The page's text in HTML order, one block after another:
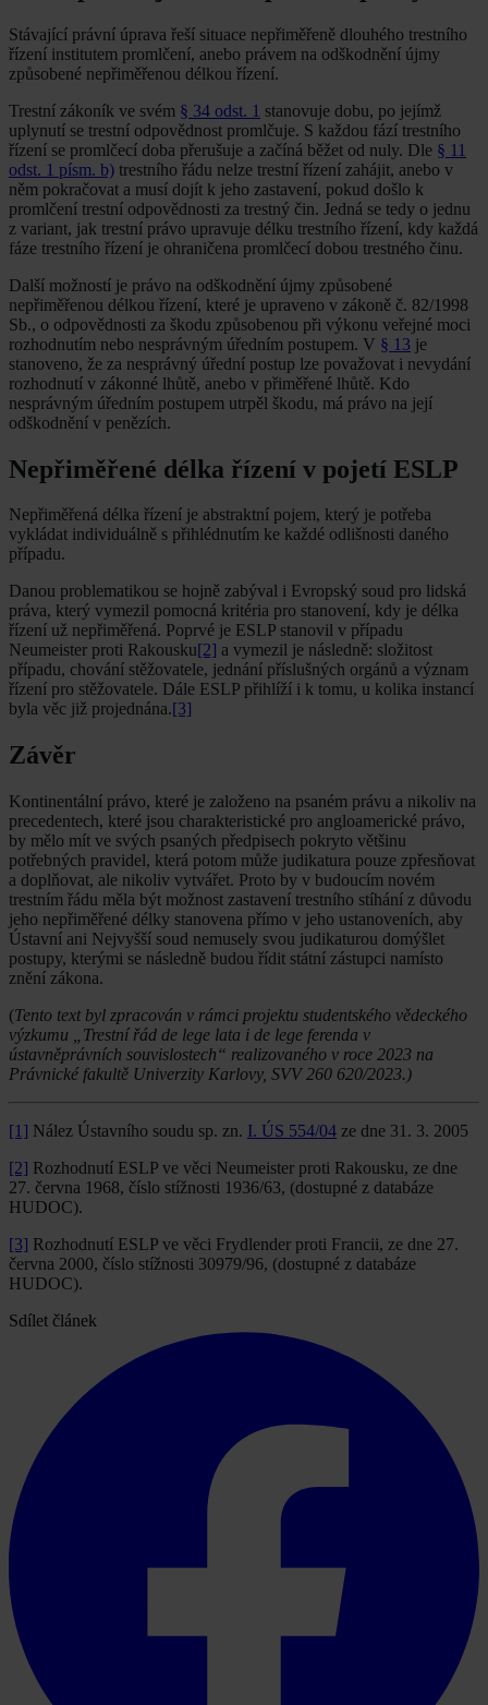
Stávající právní úprava řeší situace nepřiměřeně dlouhého trestního
řízení institutem promlčení, anebo právem na odškodnění újmy
způsobené nepřiměřenou délkou řízení.
Trestní zákoník ve svém § 34 odst. 1 stanovuje dobu, po jejímž
uplynutí se trestní odpovědnost promlčuje. S každou fází trestního
řízení se promlčecí doba přerušuje a začíná běžet od nuly. Dle § 11
odst. 1 písm. b) trestního řádu nelze trestní řízení zahájit, anebo v
něm pokračovat a musí dojít k jeho zastavení, pokud došlo k
promlčení trestní odpovědnosti za trestný čin. Jedná se tedy o jednu
z variant, jak trestní právo upravuje délku trestního řízení, kdy každá
fáze trestního řízení je ohraničena promlčecí dobou trestného činu.
Další možností je právo na odškodnění újmy způsobené
nepřiměřenou délkou řízení, které je upraveno v zákoně č. 82/1998
Sb., o odpovědnosti za škodu způsobenou při výkonu veřejné moci
rozhodnutím nebo nesprávným úředním postupem. V § 13 je
stanoveno, že za nesprávný úřední postup lze považovat i nevydání
rozhodnutí v zákonné lhůtě, anebo v přiměřené lhůtě. Kdo
nesprávným úředním postupem utrpěl škodu, má právo na její
odškodnění v penězích.
Nepřiměřené délka řízení v pojetí ESLP
Nepřiměřená délka řízení je abstraktní pojem, který je potřeba
vykládat individuálně s přihlédnutím ke každé odlišnosti daného
případu.
Danou problematikou se hojně zabýval i Evropský soud pro lidská
práva, který vymezil pomocná kritéria pro stanovení, kdy je délka
řízení už nepřiměřená. Poprvé je ESLP stanovil v případu
Neumeister proti Rakousku[2] a vymezil je následně: složitost
případu, chování stěžovatele, jednání příslušných orgánů a význam
řízení pro stěžovatele. Dále ESLP přihlíží i k tomu, u kolika instancí
byla věc již projednána.[3]
Závěr
Kontinentální právo, které je založeno na psaném právu a nikoliv na
precedentech, které jsou charakteristické pro angloamerické právo,
by mělo mít ve svých psaných předpisech pokryto většinu
potřebných pravidel, která potom může judikatura pouze zpřesňovat
a doplňovat, ale nikoliv vytvářet. Proto by v budoucím novém
trestním řádu měla být možnost zastavení trestního stíhání z důvodu
jeho nepřiměřené délky stanovena přímo v jeho ustanoveních, aby
Ústavní ani Nejvyšší soud nemusely svou judikaturou domýšlet
postupy, kterými se následně budou řídit státní zástupci namísto
znění zákona.
(Tento text byl zpracován v rámci projektu studentského vědeckého
výzkumu „Trestní řád de lege lata i de lege ferenda v
ústavněprávních souvislostech“ realizovaného v roce 2023 na
Právnické fakultě Univerzity Karlovy, SVV 260 620/2023.)
[1] Nález Ústavního soudu sp. zn. I. ÚS 554/04 ze dne 31. 3. 2005
[2] Rozhodnutí ESLP ve věci Neumeister proti Rakousku, ze dne
27. června 1968, číslo stížnosti 1936/63, (dostupné z databáze
HUDOC).
[3] Rozhodnutí ESLP ve věci Frydlender proti Francii, ze dne 27.
června 2000, číslo stížnosti 30979/96, (dostupné z databáze
HUDOC).
Sdílet článek